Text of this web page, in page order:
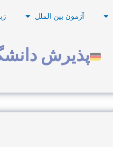
آزمون بین الملل
پذیرش